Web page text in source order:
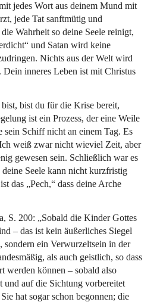
jedes Wort aus deinem Mund mit
jede Tat sanftmütig und
Wahrheit so deine Seele reinigt,
und Satan wird keine
Nichts aus der Welt wird
Dein inneres Leben ist mit Christus
bist du für die Krise bereit,
ist ein Prozess, der eine Weile
sein Schiff nicht an einem Tag. Es
weiß zwar nicht wieviel Zeit, aber
gewesen sein. Schließlich war es
Seele kann nicht kurzfristig
das „Pech,“ dass deine Arche
S. 200: „Sobald die Kinder Gottes
– das ist kein äußerliches Siegel
sondern ein Verwurzeltsein in der
als auch geistlich, so dass
werden können – sobald also
und auf die Sichtung vorbereitet
hat sogar schon begonnen; die